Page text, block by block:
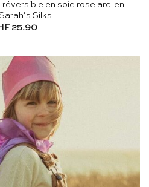
réversible en soie rose arc-en-
Silks
25.90